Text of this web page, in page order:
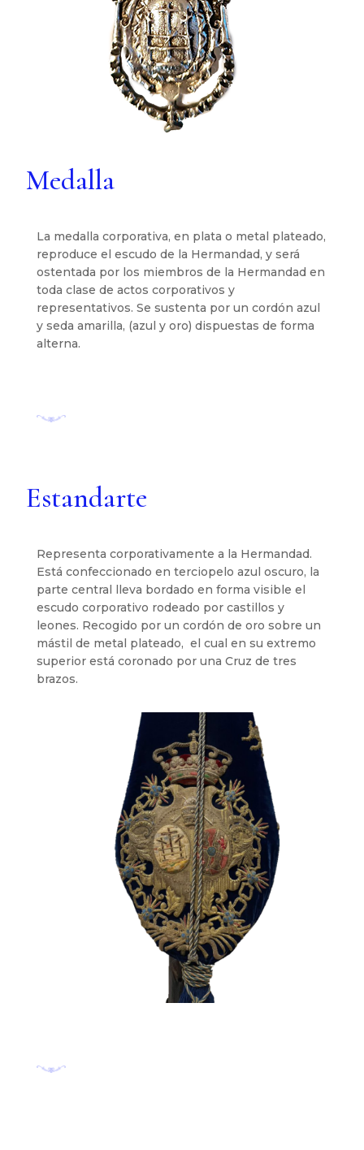
Medalla
La medalla corporativa, en plata o metal plateado,
reproduce el escudo de la Hermandad, y será
ostentada por los miembros de la Hermandad en
toda clase de actos corporativos y
representativos. Se sustenta por un cordón azul
y seda amarilla, (azul y oro) dispuestas de forma
alterna.
Estandarte
Representa corporativamente a la Hermandad.
Está confeccionado en terciopelo azul oscuro, la
parte central lleva bordado en forma visible el
escudo corporativo rodeado por castillos y
leones. Recogido por un cordón de oro sobre un
mástil de metal plateado, el cual en su extremo
superior está coronado por una Cruz de tres
brazos.